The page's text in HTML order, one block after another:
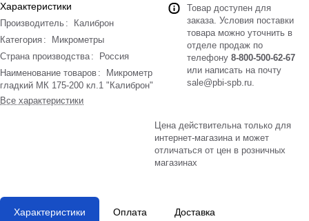
Характеристики
Производитель :
Калиброн
Категория :
Микрометры
Страна производства :
Россия
Наименование товаров :
Микрометр
гладкий МК 175-200 кл.1 "Калиброн"
Все характеристики
Товар доступен для
заказа. Условия поставки
товара можно уточнить в
отделе продаж по
телефону 8-800-500-62-67
или написать на почту
sale@pbi-spb.ru.
Цена действительна только для
интернет-магазина и может
отличаться от цен в розничных
магазинах
Характеристики Оплата Доставка